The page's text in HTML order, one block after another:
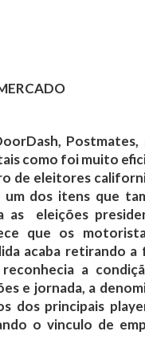
Postmates,
como foi muito
de eleitores
dos itens que
as eleições
que os
acaba retirando a
a
e jornada, a
dos principais
o vinculo de